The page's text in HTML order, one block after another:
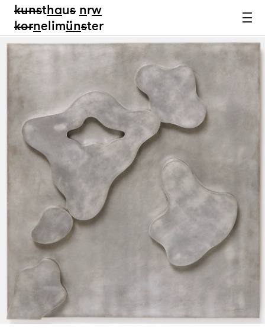
kunsthaus nrw
kornelimünster